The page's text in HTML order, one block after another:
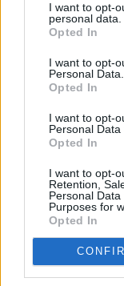
I want to opt-
personal data.
Opted In
I want to opt-
Personal Data.
Opted In
I want to opt-
Personal Data
Opted In
I want to opt-
Retention,
Personal
Purposes for
Opted In
uważane za
otoczone
czystą wodą,
i egzotycznych
poszukujących
spróbować
profesjonalnych